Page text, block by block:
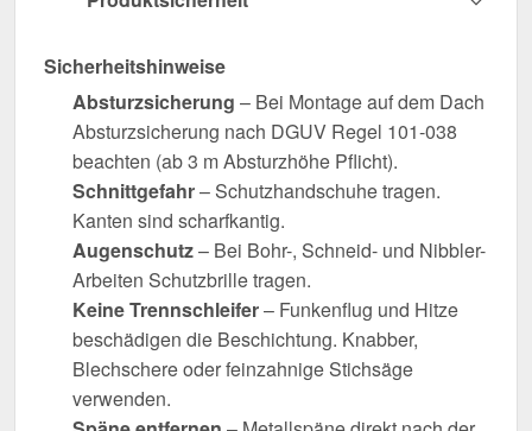
Sicherheitshinweise
Absturzsicherung – Bei Montage auf dem Dach
Absturzsicherung nach DGUV Regel 101-038
beachten (ab 3 m Absturzhöhe Pflicht).
Schnittgefahr– Schutzhandschuhe tragen.
Kanten sind scharfkantig.
Augenschutz– Bei Bohr-, Schneid- und Nibbler-
Arbeiten Schutzbrille tragen.
Keine Trennschleifer– Funkenflug und Hitze
beschädigen die Beschichtung. Knabber,
Blechschere oder feinzahnige Stichsäge
verwenden.